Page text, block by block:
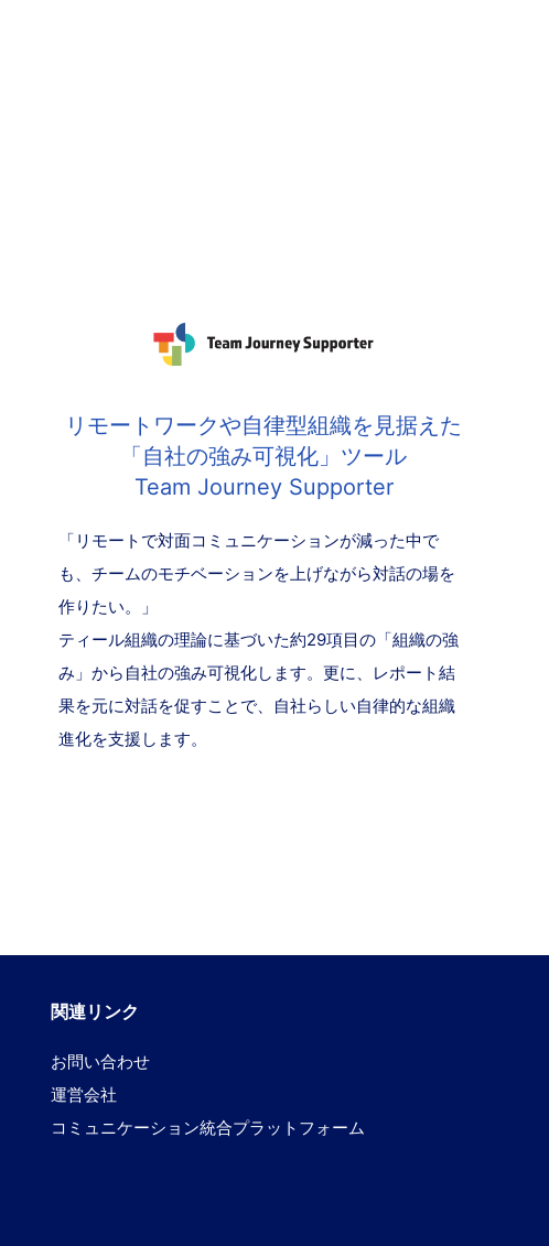
リモートワークや自律型組織を見据えた
「自社の強み可視化」ツール
Team Journey Supporter
「リモートで対面コミュニケーションが減った中で
も、チームのモチベーションを上げながら対話の場を
作りたい。」
ティール組織の理論に基づいた約29項目の「組織の強
み」から自社の強み可視化します。更に、レポート結
果を元に対話を促すことで、自社らしい自律的な組織
進化を支援します。
関連リンク
お問い合わせ
運営会社
コミュニケーション統合プラットフォーム